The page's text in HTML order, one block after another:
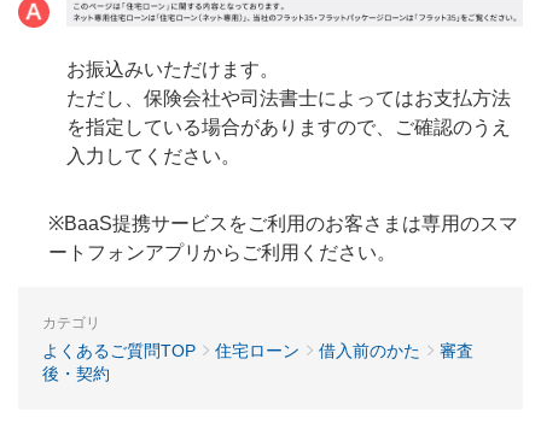
お振込みいただけます。
ただし、保険会社や司法書士によってはお支払方法
を指定している場合がありますので、ご確認のうえ
入力してください。
※BaaS提携サービスをご利用のお客さまは専用のスマ
ートフォンアプリからご利用ください。
カテゴリ
よくあるご質問TOP 住宅ローン 借入前のかた
審査
後・契約